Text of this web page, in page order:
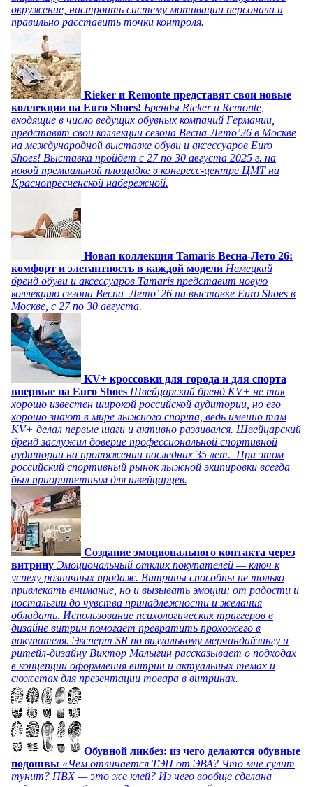
окружение, настроить систему мотивации персонала и
правильно расставить точки контроля.
Rieker и Remonte представят свои новые
коллекции на Euro Shoes! Бренды Rieker и Remonte,
входящие в число ведущих обувных компаний Германии,
представят свои коллекции сезона Весна-Лето’26 в Москве
на международной выставке обуви и аксессуаров Euro
Shoes! Выставка пройдет c 27 по 30 августа 2025 г. на
новой премиальной площадке в конгресс-центре ЦМТ на
Краснопресненской набережной.
Новая коллекция Tamaris Весна-Лето 26:
комфорт и элегантность в каждой модели Немецкий
бренд обуви и аксессуаров Tamaris представит новую
коллекцию сезона Весна–Лето’ 26 на выставке Euro Shoes в
Москве, с 27 по 30 августа.
KV+ кроссовки для города и для спорта
впервые на Euro Shoes Швейцарский бренд KV+ не так
хорошо известен широкой российской аудитории, но его
хорошо знают в мире лыжного спорта, ведь именно там
KV+ делал первые шаги и активно развивался. Швейцарский
бренд заслужил доверие профессиональной спортивной
аудитории на протяжении последних 35 лет. При этом
российский спортивный рынок лыжной экипировки всегда
был приоритетным для швейцарцев.
Создание эмоционального контакта через
витрину Эмоциональный отклик покупателей — ключ к
успеху розничных продаж. Витрины способны не только
привлекать внимание, но и вызывать эмоции: от радости и
ностальгии до чувства принадлежности и желания
обладать. Использование психологических триггеров в
дизайне витрин помогает превратить прохожего в
покупателя. Эксперт SR по визуальному мерчандайзингу и
ритейл-дизайну Виктор Малыгин рассказывает о подходах
в концепции оформления витрин и актуальных темах и
сюжетах для презентации товара в витринах.
Обувной ликбез: из чего делаются обувные
подошвы «Чем отличается ТЭП от ЭВА? Что мне сулит
тунит? ПВХ — это же клей? Из чего вообще сделана